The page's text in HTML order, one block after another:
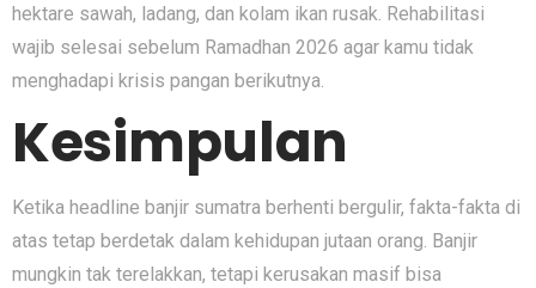
hektare sawah, ladang, dan kolam ikan rusak. Rehabilitasi
wajib selesai sebelum Ramadhan 2026 agar kamu tidak
menghadapi krisis pangan berikutnya.
Kesimpulan
Ketika headline banjir sumatra berhenti bergulir, fakta-fakta di
atas tetap berdetak dalam kehidupan jutaan orang. Banjir
mungkin tak terelakkan, tetapi kerusakan masif bisa